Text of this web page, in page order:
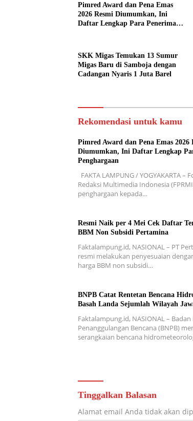
Pimred Award dan Pena Emas
2026 Resmi Diumumkan, Ini
Daftar Lengkap Para Penerima
SKK Migas Temukan 13 Sumur
Migas Baru di Samboja dengan
Cadangan Nyaris 1 Juta Barel
Rekomendasi untuk kamu
Pimred Award dan Pena Emas 2026
Diumumkan, Ini Daftar Lengkap
Penghargaan
FAKTA LAMPUNG / YOGYAKARTA –
Redaksi Multimedia Indonesia
penghargaan kepada…
Resmi Naik per 4 Mei Cek Daftar
BBM Non Subsidi Pertamina
Faktalampung.id, NASIONAL – PT
resmi melakukan penyesuaian
harga BBM non subsidi…
BNPB Catat Rentetan Bencana
Basah Landa Sejumlah Wilayah
Faktalampung.id, NASIONAL –
Penanggulangan Bencana (BNPB)
serangkaian bencana
Tinggalkan Balasan
Alamat email Anda tidak akan